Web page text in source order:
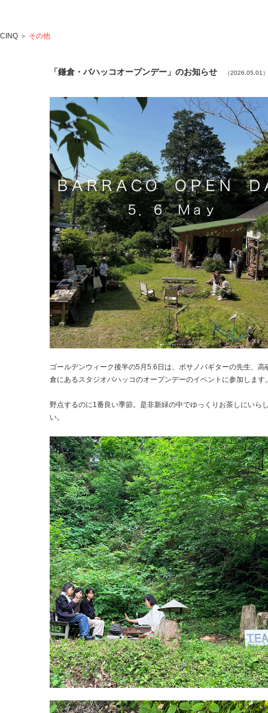
CINQ ＞ その他
「鎌倉・バハッコオープンデー」のお知らせ （2026.05.01）
ゴールデンウィーク後半の5月5.6日は、ボサノバギターの先生、高
倉にあるスタジオバハッコのオープンデーのイベントに参加します
野点するのに1番良い季節。是非新緑の中でゆっくりお茶しにいら
い。